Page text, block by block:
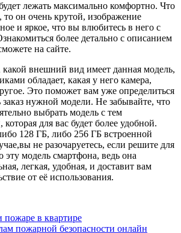
лежать максимально комфортно. Что
то он очень крутой, изображение
и яркое, что вы влюбитесь в него с
более детально с описанием
на сайте.
какой внешний вид имеет данная модель,
обладает, какая у него камера,
Это поможет вам уже определиться
нужной модели. Не забывайте, что
выбрать модель с тем
для вас будет более удобной.
128 ГБ, либо 256 ГБ встроенной
не разочаруетесь, если решите для
эту модель смартфона, ведь она
легкая, удобная, и доставит вам
от её использования.
пожаре в квартире
пожарной безопасности онлайн